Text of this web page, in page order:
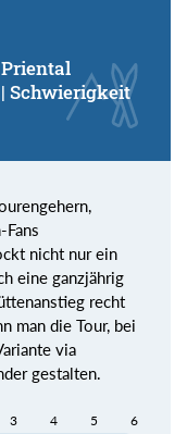
| Schwierigkeit
nicht nur ein
eine ganzjährig
recht
man die Tour, bei
via
gestalten.
3 4 5 6